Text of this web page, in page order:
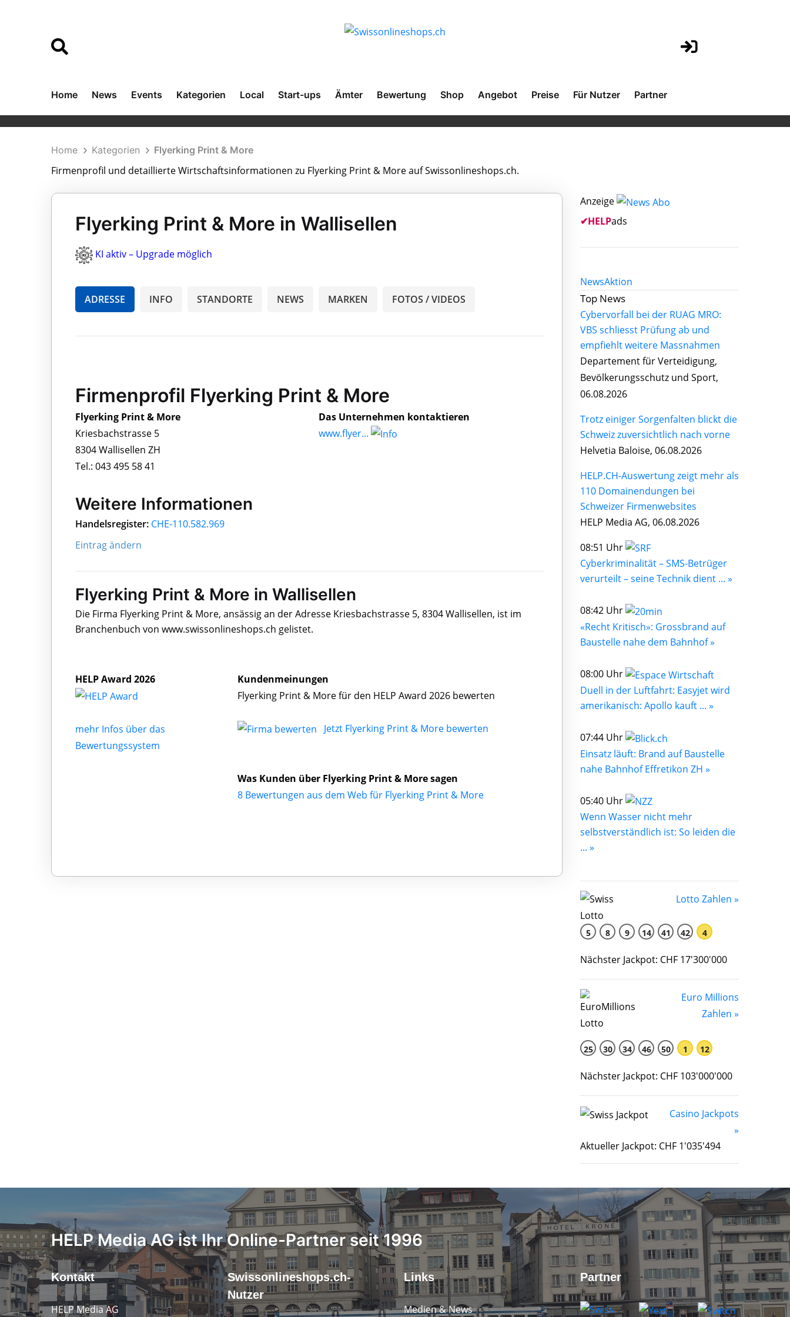
Home News Events Kategorien Local Start-ups Ämter Bewertung Shop Angebot Preise Für Nutzer Partner
Home Kategorien Flyerking Print & More
Firmenprofil und detaillierte Wirtschaftsinformationen zu Flyerking Print & More auf Swissonlineshops.ch.
Flyerking Print & More in Wallisellen
KI aktiv – Upgrade möglich
ADRESSE INFO STANDORTE NEWS MARKEN FOTOS / VIDEOS
Firmenprofil Flyerking Print & More
Flyerking Print & More
Kriesbachstrasse 5
8304 Wallisellen ZH
Tel.: 043 495 58 41
Das Unternehmen kontaktieren
www.flyer...
Weitere Informationen
Handelsregister: CHE-110.582.969
Eintrag ändern
Flyerking Print & More in Wallisellen
Die Firma Flyerking Print & More, ansässig an der Adresse Kriesbachstrasse 5, 8304 Wallisellen, ist im
Branchenbuch von www.swissonlineshops.ch gelistet.
HELP Award 2026
mehr Infos über das
Bewertungssystem
Kundenmeinungen
Flyerking Print & More für den HELP Award 2026 bewerten
Jetzt Flyerking Print & More bewerten
Was Kunden über Flyerking Print & More sagen
8 Bewertungen aus dem Web für Flyerking Print & More
Anzeige
✔HELPads
NewsAktion
Top News
Cybervorfall bei der RUAG MRO:
VBS schliesst Prüfung ab und
empfiehlt weitere Massnahmen
Departement für Verteidigung,
Bevölkerungsschutz und Sport,
06.08.2026
Trotz einiger Sorgenfalten blickt die
Schweiz zuversichtlich nach vorne
Helvetia Baloise, 06.08.2026
HELP.CH-Auswertung zeigt mehr als
110 Domainendungen bei
Schweizer Firmenwebsites
HELP Media AG, 06.08.2026
08:51 Uhr
Cyberkriminalität – SMS-Betrüger
verurteilt – seine Technik dient ... »
08:42 Uhr
«Recht Kritisch»: Grossbrand auf
Baustelle nahe dem Bahnhof »
08:00 Uhr
Duell in der Luftfahrt: Easyjet wird
amerikanisch: Apollo kauft ... »
07:44 Uhr
Einsatz läuft: Brand auf Baustelle
nahe Bahnhof Effretikon ZH »
05:40 Uhr
Wenn Wasser nicht mehr
selbstverständlich ist: So leiden die
... »
Lotto Zahlen »
5 8 9 14 41 42 4
Nächster Jackpot: CHF 17'300'000
Euro Millions
Zahlen »
25 30 34 46 50 1 12
Nächster Jackpot: CHF 103'000'000
Casino Jackpots
»
Aktueller Jackpot: CHF 1'035'494
HELP Media AG ist Ihr Online-Partner seit 1996
Kontakt
HELP Media AG
Swissonlineshops.ch-
Nutzer
Links
Medien & News
Partner